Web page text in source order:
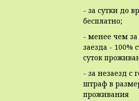
- за сутки до
бесплатно;
- менее чем
заезда - 100%
суток
- за незаезд с
штраф в
проживания